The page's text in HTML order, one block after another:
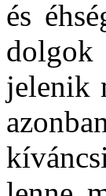
és
jelenik